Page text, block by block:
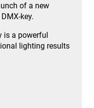
of a new
key.
is a powerful
lighting results